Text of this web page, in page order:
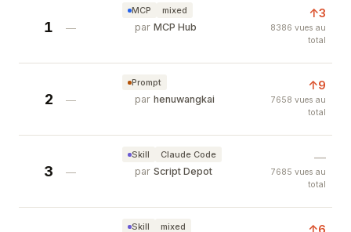
1 —
MCP mixed
Jina Reader — AI-Friendly Web
Convert any URL to clean markdown for AI
par MCP Hub
↑3
8386 vues au
total
2 —
Prompt
LLM Wiki Memory Upgrade Prompt
One-click prompt to upgrade your AI agent
par henuwangkai
↑9
7658 vues au
total
3 —
Skill Claude Code
Jina Reader — Convert Any URL to
Convert any URL to clean, LLM-friendly
par Script Depot
—
7685 vues au
total
Skill mixed